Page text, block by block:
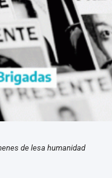
de lesa humanidad